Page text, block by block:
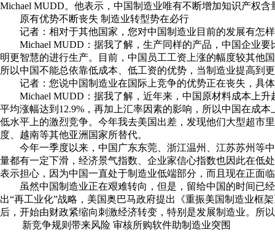
Michael MUDD。他表示，中国制造业唯有不断增加知识产权
原有优势不断丧失 制造业转型势在必行
记者：相对于其他国家，您对中国制造业目前的发展有怎
Michael MUDD：据我了解，生产同样的产品，中国企业要
明更智慧的进行生产。目前，中国员工工资上涨的幅度较其他
所以中国不能总依靠低成本、低工资的优势，当制造业提高
记者：您说中国制造业在国际上竞争的优势正在丧失，具
Michael MUDD：据我了解，近年来，中国原材料成本上升
平均涨幅达到12.9%，再加上汇率因素的影响，所以中国在成
低水平上的激烈竞争。今年我去美国出差，发现他们大型超市
度、越南等其他亚洲国家所替代。
今年一季度以来，中国广东东莞、浙江温州、江苏苏州等
量都有一定下滑，经济景气指数、企业家信心指数也因此在低
表示担心，因为中国一直处于制造业低端部分，而且现在正面
虽然中国制造业正在艰难转向，但是，留给中国的时间已
出“再工业化”战略，美国奥巴马政府提出《重振美国制造业框
后，开始由财政紧缩向刺激经济转变，特别是发展制造业。所
新竞争规则带来风险 审核所购软件助制造业突围